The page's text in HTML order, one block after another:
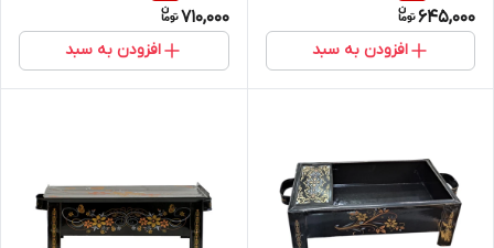
645,000
افزودن به سبد
710,000
افزودن به سبد